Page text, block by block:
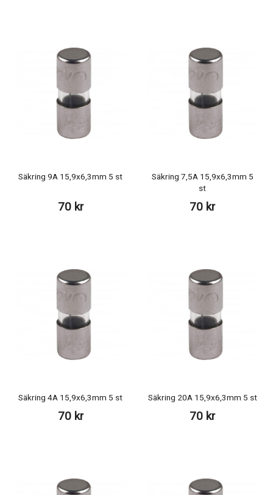
Säkring 9A 15,9x6,3mm 5 st
70 kr
Säkring 7,5A 15,9x6,3mm 5
st
70 kr
Säkring 4A 15,9x6,3mm 5 st
70 kr
Säkring 20A 15,9x6,3mm 5 st
70 kr